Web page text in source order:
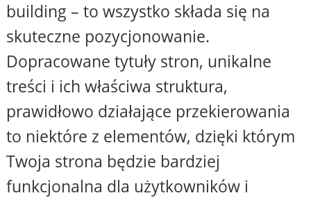
building – to wszystko składa się na
skuteczne pozycjonowanie.
Dopracowane tytuły stron, unikalne
treści i ich właściwa struktura,
prawidłowo działające przekierowania
to niektóre z elementów, dzięki którym
Twoja strona będzie bardziej
funkcjonalna dla użytkowników i